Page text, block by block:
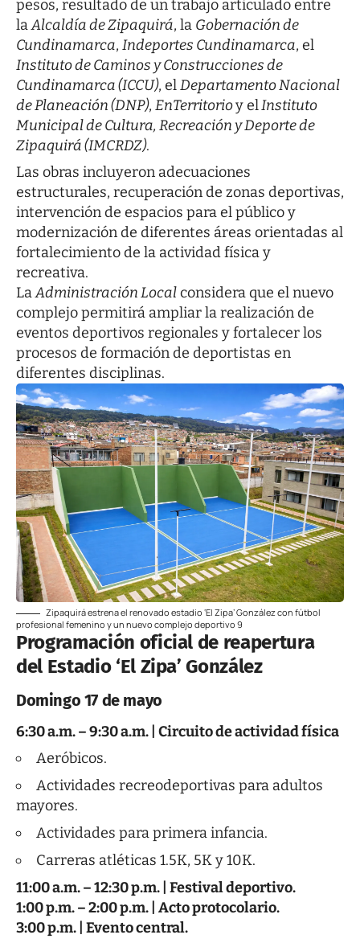
pesos, resultado de un trabajo articulado entre
laAlcaldía de Zipaquirá, la Gobernación de
Cundinamarca, Indeportes Cundinamarca, el
Instituto de Caminos y Construcciones de
Cundinamarca (ICCU), elDepartamento Nacional
de Planeación (DNP), EnTerritorioy elInstituto
Municipal de Cultura, Recreación y Deporte de
Zipaquirá (IMCRDZ).
Las obras incluyeron adecuaciones
estructurales, recuperación de zonas deportivas,
intervención de espacios para el público y
modernización de diferentes áreas orientadas al
fortalecimiento de la actividad física y
recreativa.
LaAdministración Localconsidera que el nuevo
complejo permitirá ampliar la realización de
eventos deportivos regionales y fortalecer los
procesos de formación de deportistas en
diferentes disciplinas.
Zipaquirá estrena el renovado estadio ‘El Zipa’ González con fútbol
profesional femenino y un nuevo complejo deportivo 9
Programación oficial de reapertura
del Estadio ‘El Zipa’ González
Domingo 17 de mayo
6:30 a.m. – 9:30 a.m. | Circuito de actividad física
Aeróbicos.
Actividades recreodeportivas para adultos
mayores.
Actividades para primera infancia.
Carreras atléticas 1.5K, 5K y 10K.
11:00 a.m. – 12:30 p.m. | Festival deportivo.
1:00 p.m. – 2:00 p.m. | Acto protocolario.
3:00 p.m. | Evento central.